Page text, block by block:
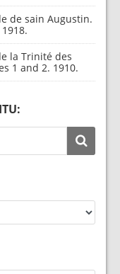
de sain Augustin.
la Trinité des
1 and 2. 1910.